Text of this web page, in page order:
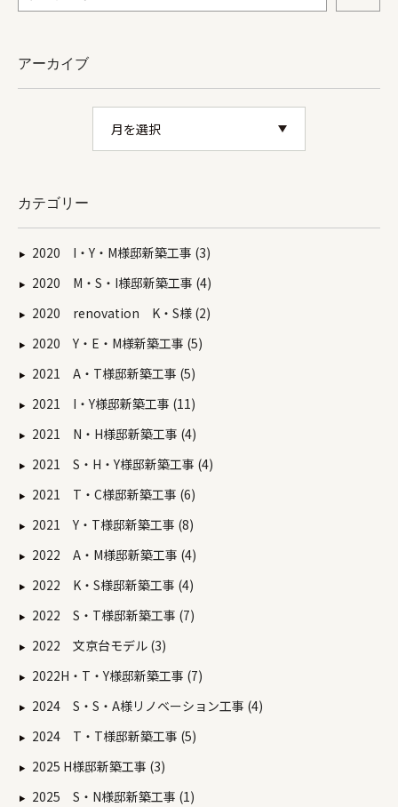
アーカイブ
カテゴリー
2020 I・Y・M様邸新築工事 (3)
2020 M・S・I様邸新築工事 (4)
2020 renovation K・S様 (2)
2020 Y・E・M様新築工事 (5)
2021 A・T様邸新築工事 (5)
2021 I・Y様邸新築工事 (11)
2021 N・H様邸新築工事 (4)
2021 S・H・Y様邸新築工事 (4)
2021 T・C様邸新築工事 (6)
2021 Y・T様邸新築工事 (8)
2022 A・M様邸新築工事 (4)
2022 K・S様邸新築工事 (4)
2022 S・T様邸新築工事 (7)
2022 文京台モデル (3)
2022H・T・Y様邸新築工事 (7)
2024 S・S・A様リノベーション工事 (4)
2024 T・T様邸新築工事 (5)
2025 H様邸新築工事 (3)
2025 S・N様邸新築工事 (1)